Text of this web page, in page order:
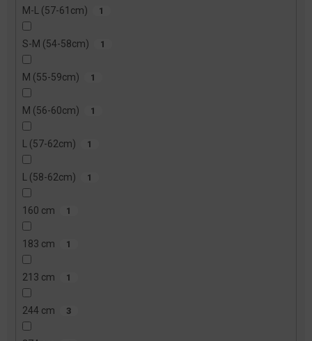
M-L (57-61cm) 1
S-M (54-58cm) 1
M (55-59cm) 1
M (56-60cm) 1
L (57-62cm) 1
L (58-62cm) 1
160 cm 1
183 cm 1
213 cm 1
244 cm 3